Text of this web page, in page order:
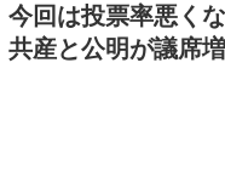
今回は投票率悪く
共産と公明が議席